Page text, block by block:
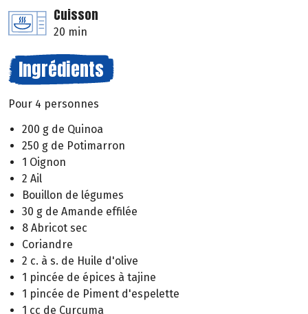
Cuisson
20 min
Ingrédients
Pour 4 personnes
200 g de Quinoa
250 g de Potimarron
1 Oignon
2 Ail
Bouillon de légumes
30 g de Amande effilée
8 Abricot sec
Coriandre
2 c. à s. de Huile d'olive
1 pincée de épices à tajine
1 pincée de Piment d'espelette
1 cc de Curcuma